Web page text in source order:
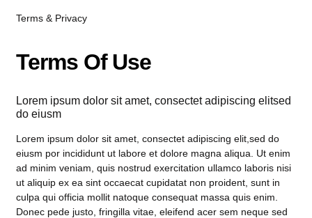
Terms & Privacy
Terms Of Use
Lorem ipsum dolor sit amet, consectet adipiscing elitsed
do eiusm
Lorem ipsum dolor sit amet, consectet adipiscing elit,sed do
eiusm por incididunt ut labore et dolore magna aliqua. Ut enim
ad minim veniam, quis nostrud exercitation ullamco laboris nisi
ut aliquip ex ea sint occaecat cupidatat non proident, sunt in
culpa qui officia mollit natoque consequat massa quis enim.
Donec pede justo, fringilla vitae, eleifend acer sem neque sed